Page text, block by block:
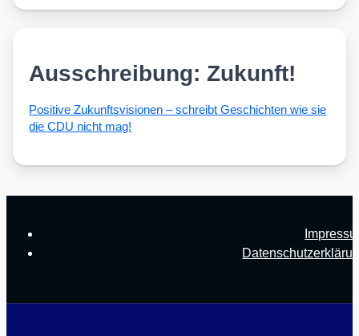
Ausschreibung: Zukunft!
Posi­ti­ve Zukunfts­vi­sio­nen – schreibt Geschich­ten wie sie
die CDU nicht mag!